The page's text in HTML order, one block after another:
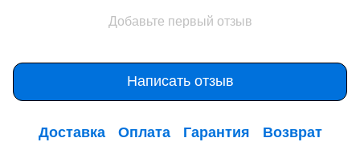
Добавьте первый отзыв
Написать отзыв
Доставка Оплата Гарантия Возврат